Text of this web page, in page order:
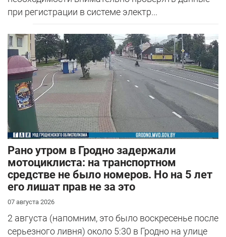
при регистрации в системе электр...
Рано утром в Гродно задержали
мотоциклиста: на транспортном
средстве не было номеров. Но на 5 лет
его лишат прав не за это
07 августа 2026
2 августа (напомним, это было воскресенье после
серьезного ливня) около 5:30 в Гродно на улице